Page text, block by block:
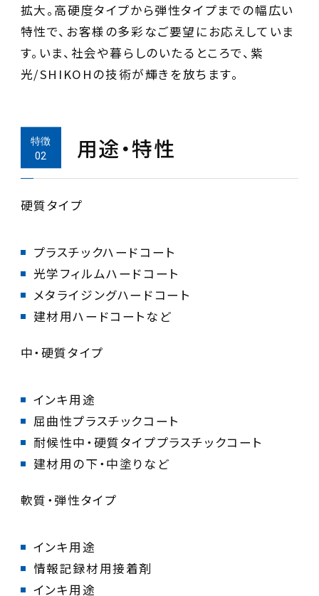
拡大。高硬度タイプから弾性タイプまでの幅広い
特性で、お客様の多彩なご要望にお応えしていま
す。いま、社会や暮らしのいたるところで、紫
光/SHIKOHの技術が輝きを放ちます。
用途・特性
硬質タイプ
建材用ハードコートなど
中・硬質タイプ
建材用の下・中塗りなど
軟質・弾性タイプ